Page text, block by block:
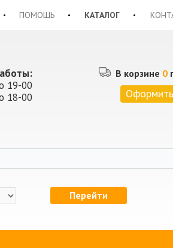
ПОМОЩЬ КАТАЛОГ
19-00
18-00
В корзине 0
Перейти